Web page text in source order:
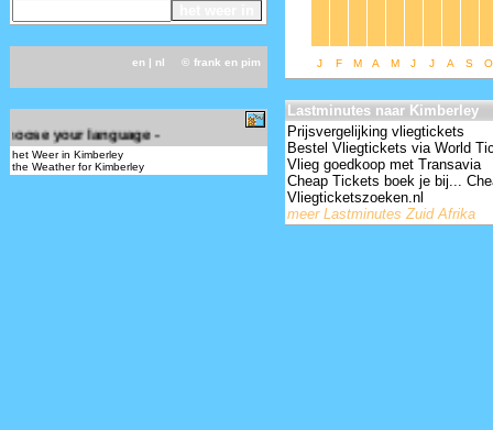
en | nl © frank en pim
your language -
het Weer in Kimberley
the Weather for Kimberley
J F M A M J J A S O
Lastminutes naar Kimberley
Prijsvergelijking vliegtickets
Bestel Vliegtickets via World
Vlieg goedkoop met Transavia
Cheap Tickets boek je bij...
Vliegticketszoeken.nl
meer Lastminutes Zuid Afrika